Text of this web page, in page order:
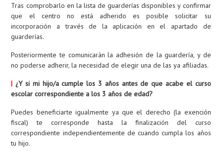
Tras comprobarlo en la lista de guarderías disponibles y confirmar
que el centro no está adherido es posible solicitar su
incorporación a través de la aplicación en el apartado de
guarderías.
Posteriormente te comunicarán la adhesión de la guardería, y de
no poderse adherir, la necesidad de elegir una de las ya afiliadas.
| ¿Y si mi hijo/a cumple los 3 años antes de que acabe el curso
escolar correspondiente a los 3 años de edad?
Puedes beneficiarte igualmente ya que el derecho (la exención
fiscal) te corresponde hasta la finalización del curso
correspondiente independientemente de cuando cumpla los años
tu hijo.